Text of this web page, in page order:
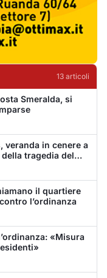
il quartiere
l’ordinanza
di Sos
tre turisti
tredici anni, la Fit
la Gallura»
«Giornata
sulla Olbia-
la timeline degli
fallite e i tanti